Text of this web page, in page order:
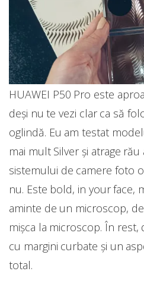
HUAWEI P50 Pro este
deși nu te vezi clar ca să
oglindă. Eu am testat
mai mult Silver și atrage
sistemului de camere foto
nu. Este bold, in your face,
aminte de un microscop,
mișca la microscop. În
cu margini curbate și un
total.